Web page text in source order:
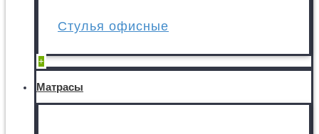
Стулья офисные
+
Матрасы